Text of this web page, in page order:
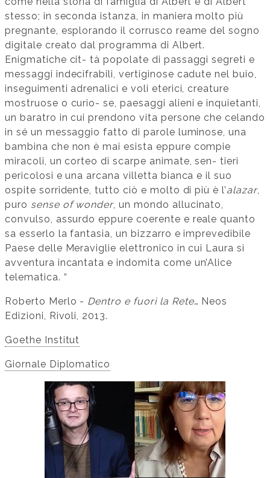
stesso; in seconda istanza, in maniera molto più
pregnante, esplorando il corrusco reame del sogno
digitale creato dal programma di Albert.
Enigmatiche cit- tà popolate di passaggi segreti e
messaggi indecifrabili, vertiginose cadute nel buio,
inseguimenti adrenalici e voli eterici, creature
mostruose o curio- se, paesaggi alieni e inquietanti,
un baratro in cui prendono vita persone che celando
in sé un messaggio fatto di parole luminose, una
bambina che non è mai esista eppure compie
miracoli, un corteo di scarpe animate, sen- tieri
pericolosi e una arcana villetta bianca e il suo
ospite sorridente, tutto ciò e molto di più è l’alazar,
puro sense of wonder, un mondo allucinato,
convulso, assurdo eppure coerente e reale quanto
sa esserlo la fantasia, un bizzarro e imprevedibile
Paese delle Meraviglie elettronico in cui Laura si
avventura incantata e indomita come un’Alice
telematica. “
Roberto Merlo - Dentro e fuori la Rete… Neos
Edizioni, Rivoli, 2013.
Goethe Institut
Giornale Diplomatico